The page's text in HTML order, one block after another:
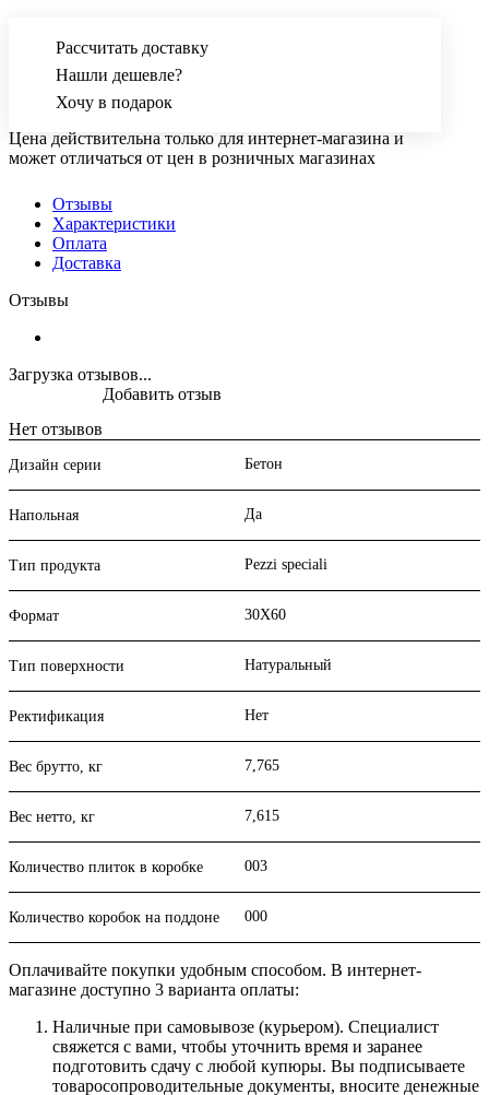
Рассчитать доставку
Нашли дешевле?
Хочу в подарок
Цена действительна только для интернет-магазина и
может отличаться от цен в розничных магазинах
Отзывы
Характеристики
Оплата
Доставка
Отзывы
Загрузка отзывов...
Нет отзывов
Добавить отзыв
Дизайн серии Бетон
Напольная Да
Тип продукта Pezzi speciali
Формат 30X60
Тип поверхности Натуральный
Ректификация Нет
Вес брутто, кг 7,765
Вес нетто, кг 7,615
Количество плиток в коробке 003
Количество коробок на поддоне 000
Оплачивайте покупки удобным способом. В интернет-
магазине доступно 3 варианта оплаты:
Наличные при самовывозе (курьером). Специалист
свяжется с вами, чтобы уточнить время и заранее
подготовить сдачу с любой купюры. Вы подписываете
товаросопроводительные документы, вносите денежные